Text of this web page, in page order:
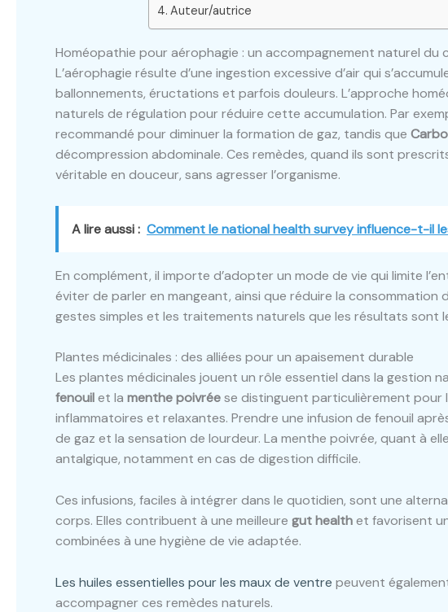
Auteur/autrice
Homéopathie pour aérophagie : un accompagnement naturel du
L’aérophagie résulte d’une ingestion excessive d’air qui
ballonnements, éructations et parfois douleurs. L’approche
naturels de régulation pour réduire cette accumulation. Par
recommandé pour diminuer la formation de gaz, tandis que
décompression abdominale. Ces remèdes, quand ils sont
véritable en douceur, sans agresser l’organisme.
A lire aussi : Comment le national health survey influence-t-il
En complément, il importe d’adopter un mode de vie qui limite
éviter de parler en mangeant, ainsi que réduire la consommation
gestes simples et les traitements naturels que les résultats sont
Plantes médicinales : des alliées pour un apaisement durable
Les plantes médicinales jouent un rôle essentiel dans la gestion
fenouilet la menthe poivréese distinguent particulièrement
inflammatoires et relaxantes. Prendre une infusion de fenouil
de gaz et la sensation de lourdeur. La menthe poivrée, quant à
antalgique, notamment en cas de digestion difficile.
Ces infusions, faciles à intégrer dans le quotidien, sont une
corps. Elles contribuent à une meilleure gut healthet favorisent
combinées à une hygiène de vie adaptée.
Les huiles essentielles pour les maux de ventre peuvent
accompagner ces remèdes naturels.